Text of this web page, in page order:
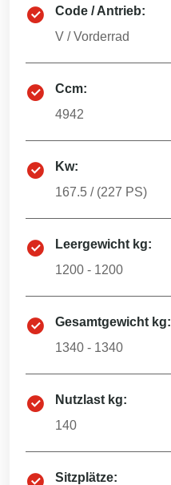
Code / Antrieb:
V /Vorderrad
Ccm:
4942
Kw:
167.5 / (227 PS)
Leergewicht kg:
1200 - 1200
Gesamtgewicht kg:
1340 - 1340
Nutzlast kg:
140
Sitzplätze: